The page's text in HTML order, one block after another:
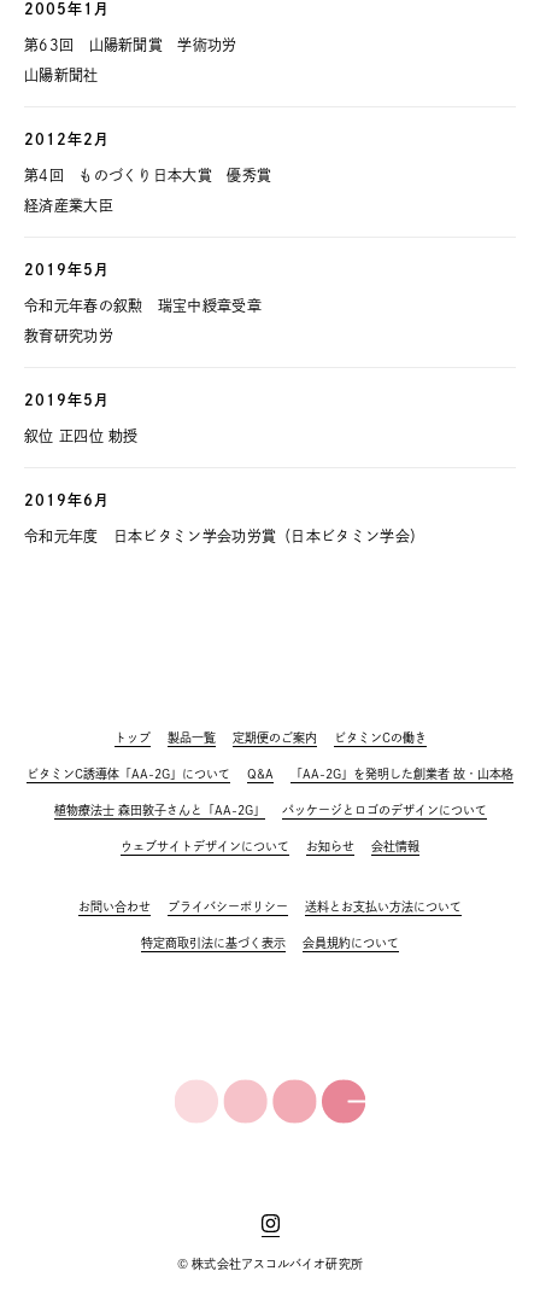
2005年1月
第63回 山陽新聞賞 学術功労
山陽新聞社
2012年2月
第4回 ものづくり日本大賞 優秀賞
経済産業大臣
2019年5月
令和元年春の叙勲 瑞宝中綬章受章
教育研究功労
2019年5月
叙位 正四位 勅授
2019年6月
令和元年度 日本ビタミン学会功労賞（日本ビタミン学会）
トップ 製品一覧 定期便のご案内 ビタミンCの働き
ビタミンC誘導体「AA-2G」について Q&A 「AA-2G」を発明した創業者 故・山本格
植物療法士 森田敦子さんと「AA-2G」 パッケージとロゴのデザインについて
ウェブサイトデザインについて お知らせ 会社情報
お問い合わせ プライバシーポリシー 送料とお支払い方法について
特定商取引法に基づく表示 会員規約について
© 株式会社アスコルバイオ研究所